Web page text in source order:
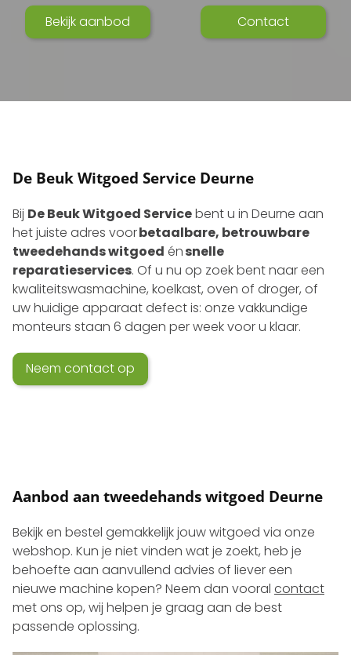
Bekijk aanbod Contact
De Beuk Witgoed Service Deurne
Bij De Beuk Witgoed Servicebent u in Deurne aan
het juiste adres voorbetaalbare, betrouwbare
tweedehands witgoed énsnelle
reparatieservices. Of u nu op zoek bent naar een
kwaliteits­wasmachine, koelkast, oven of droger, of
uw huidige apparaat defect is: onze vakkundige
monteurs staan 6 dagen per week voor u klaar.
Neem contact op
Aanbod aan tweedehands witgoed Deurne
Bekijk en bestel gemakkelijk jouw witgoed via onze
webshop. Kun je niet vinden wat je zoekt, heb je
behoefte aan aanvullend advies of liever een
nieuwe machine kopen? Neem dan vooral contact
met ons op, wij helpen je graag aan de best
passende oplossing.